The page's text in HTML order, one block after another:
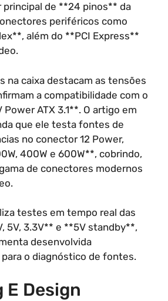
principal de **24 pinos** da
periféricos como
além do **PCI Express**
na caixa destacam as tensões
a compatibilidade com o
Power ATX 3.1**. O artigo em
que ele testa fontes de
no conector 12 Power,
400W e 600W**, cobrindo,
de conectores modernos
testes em tempo real das
5V, 3.3V** e **5V standby**,
desenvolvida
o diagnóstico de fontes.
E Design